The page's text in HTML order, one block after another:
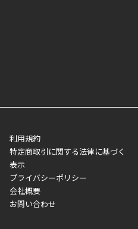
承ください。
ます
用できない場合がございま
に発送いたします。「お取り
島などの場合、例外もあります)
いては、その他商品との購入に
た発送日についても、通常と
の説明ページをご確認くださ
合
る店舗在庫を使用してご準備
がない場合は店舗よりお取り
利用規約
特定商取引に関する法律に基づく
表示
プライバシーポリシー
会社概要
お問い合わせ